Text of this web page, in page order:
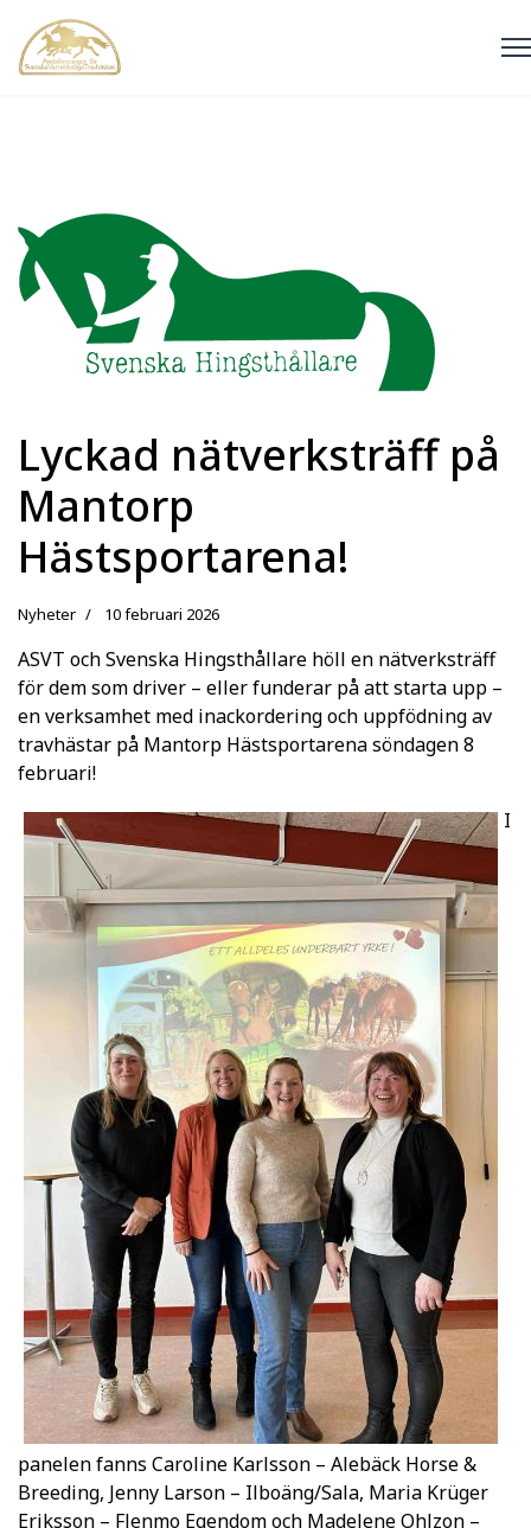
Lyckad nätverksträff på
Mantorp
Hästsportarena!
Nyheter 10 februari 2026
ASVT och Svenska Hingsthållare höll en nätverksträff
för dem som driver – eller funderar på att starta upp –
en verksamhet med inackordering och uppfödning av
travhästar på Mantorp Hästsportarena söndagen 8
februari!
I
panelen fanns Caroline Karlsson – Alebäck Horse &
Breeding, Jenny Larson – Ilboäng/Sala, Maria Krüger
Eriksson – Flenmo Egendom och Madelene Ohlzon –